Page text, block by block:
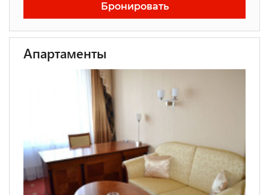
Бронировать
Апартаменты